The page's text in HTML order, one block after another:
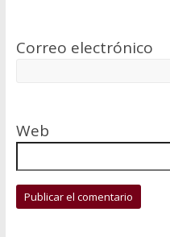
Correo electrónico
Web